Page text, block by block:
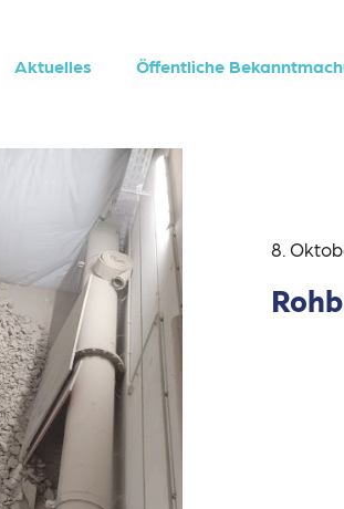
Aktuelles Öffentliche
8.